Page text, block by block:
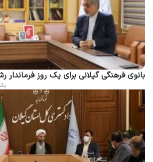
بانوی فرهنگی گیلانی برای یک روز